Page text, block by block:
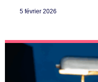
5 février 2026